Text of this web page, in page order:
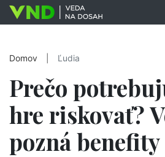
Domov Ľudia
Prečo
hre riskovať?
pozná benefity